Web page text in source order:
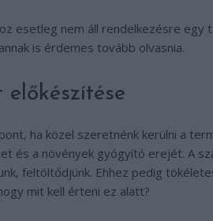
esetleg nem áll rendelkezésre egy
is érdemes tovább olvasnia.
ha közel szeretnénk kerülni a
és a növények gyógyító erejét. A
feltöltődjünk. Ehhez pedig
mit kell érteni ez alatt?